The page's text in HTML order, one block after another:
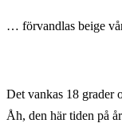
… förvandlas beige
Det vankas 18 grader
Åh, den här tiden på